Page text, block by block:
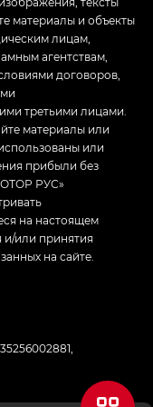
материалы и объекты
лицам,
агентствам,
договоров,
третьими лицами.
материалы или
или
прибыли без
РУС»
на настоящем
и/или принятия
на сайте.